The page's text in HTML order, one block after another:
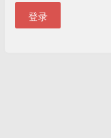
登录